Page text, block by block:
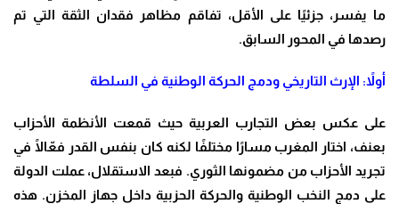
ما يفسر، جزئيًا على الأقل، تفاقم مظاهر فقدان الثقة التي تم
رصدها في المحور السابق.
أولاً: الإرث التاريخي ودمج الحركة الوطنية في السلطة
على عكس بعض التجارب العربية حيث قمعت الأنظمة الأحزاب
بعنف، اختار المغرب مسارًا مختلفًا لكنه كان بنفس القدر فعّالًا في
تجريد الأحزاب من مضمونها الثوري. فبعد الاستقلال، عملت الدولة
على دمج النخب الوطنية والحركة الحزبية داخل جهاز المخزن. هذه